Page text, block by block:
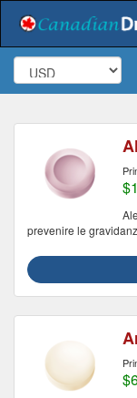
prevenire le